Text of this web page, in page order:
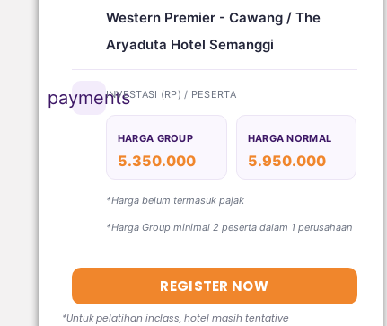
Western Premier - Cawang / The
Aryaduta Hotel Semanggi
paymentsINVESTASI (RP) / PESERTA
HARGA GROUP
5.350.000
HARGA NORMAL
5.950.000
*Harga belum termasuk pajak
*Harga Group minimal 2 peserta dalam 1 perusahaan
REGISTER NOW
*Untuk pelatihan inclass, hotel masih tentative